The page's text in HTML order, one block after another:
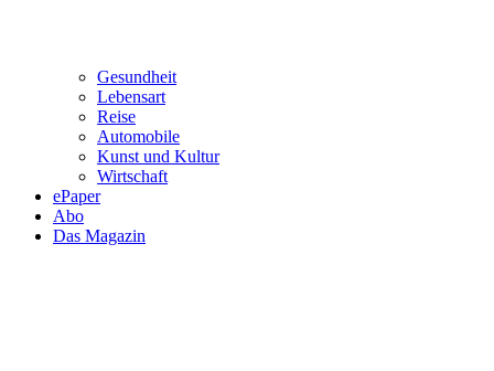
Gesundheit
Lebensart
Reise
Automobile
Kunst und Kultur
Wirtschaft
ePaper
Abo
Das Magazin